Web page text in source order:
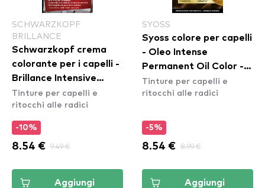
SCHWARZKOPF
BRILLANCE
Schwarzkopf crema
colorante per i capelli -
Brillance Intensive
Color Cream - 864
Fawn
Tinture per capelli e
ritocchi alle radici
-10%
8.54 € 9.49 €
Aggiungi
SYOSS
Syoss colore per capelli
- Oleo Intense
Permanent Oil Color -
4-18 Mokka Brown
Tinture per capelli e
ritocchi alle radici
-5%
8.54 € 8.99 €
Aggiungi